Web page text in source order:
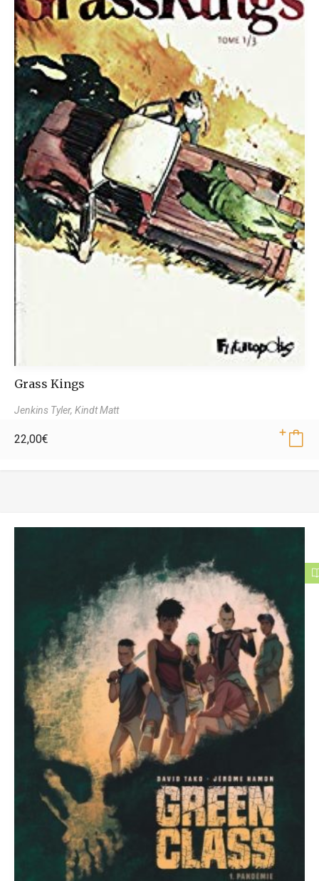
Grass Kings
Jenkins Tyler, Kindt Matt
22,00€